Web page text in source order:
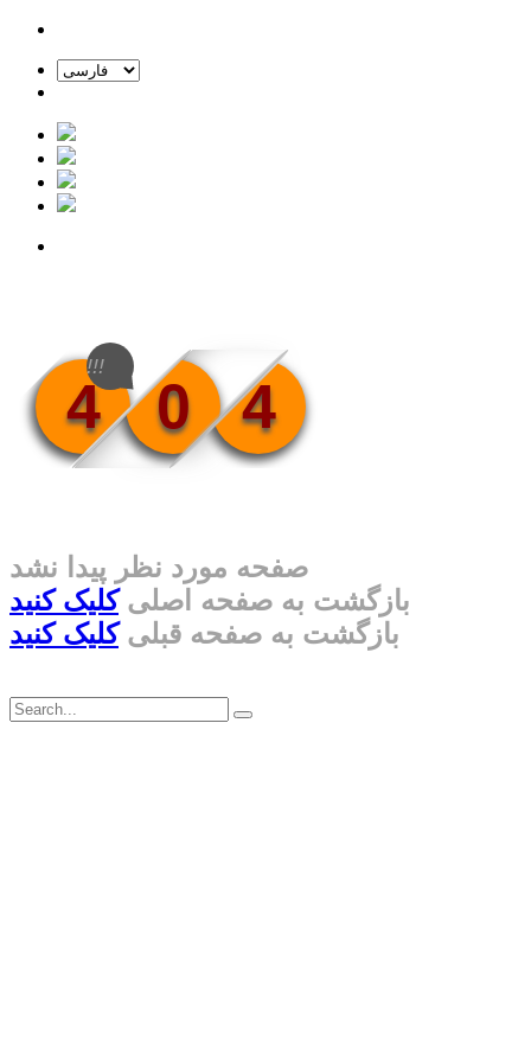
4 0 4
!!!
صفحه مورد نظر پیدا نشد
بازگشت به صفحه اصلیکلیک کنید
بازگشت به صفحه قبلیکلیک کنید